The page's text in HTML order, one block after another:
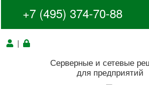
+7 (495) 374-70-88
|
Серверные и сетевые
для предприятий